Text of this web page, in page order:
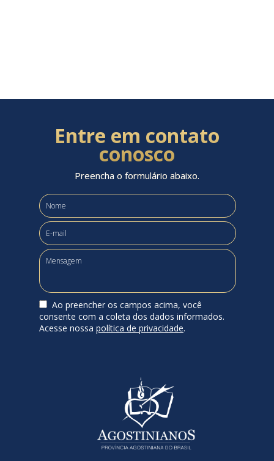
Entre em contato
conosco
Preencha o formulário abaixo.
Ao preencher os campos acima, você
consente com a coleta dos dados informados.
Acesse nossa política de privacidade.